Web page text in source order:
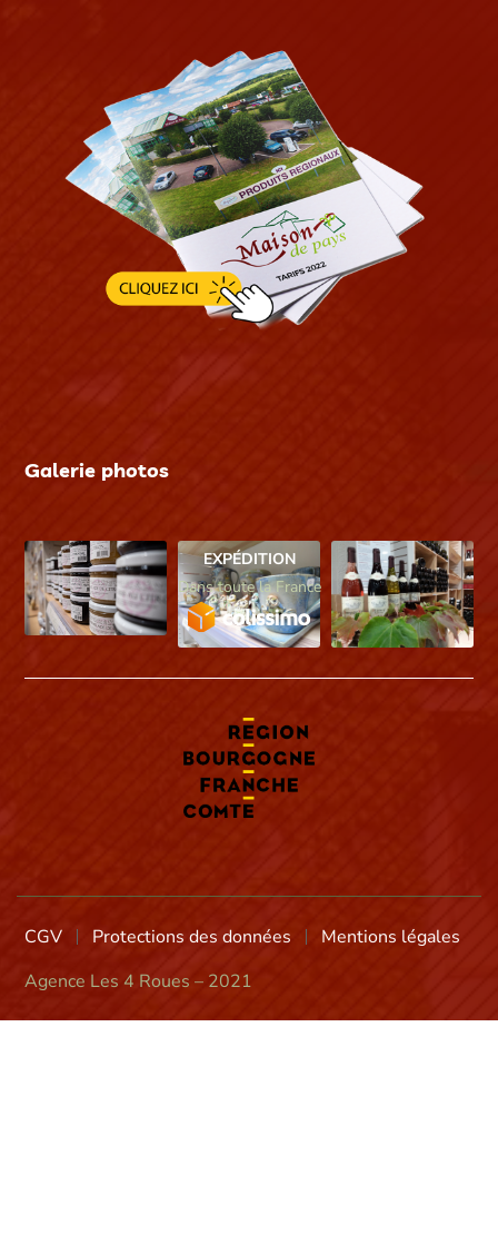
Galerie photos
EXPÉDITION
Dans toute la France
CGV Protections des données
Mentions légales
Agence Les 4 Roues – 2021